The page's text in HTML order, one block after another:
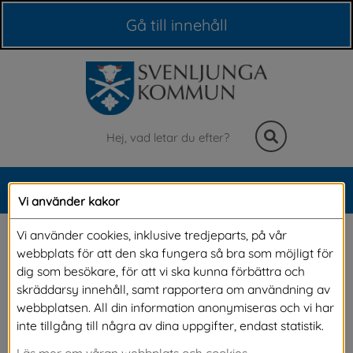
Gå till innehåll
Sök
Meny
Familjehem,
kontaktfamilj,
kontaktperson
Vi använder kakor
Vi använder cookies, inklusive tredjeparts, på vår
webbplats för att den ska fungera så bra som möjligt för
dig som besökare, för att vi ska kunna förbättra och
skräddarsy innehåll, samt rapportera om användning av
webbplatsen. All din information anonymiseras och vi har
inte tillgång till några av dina uppgifter, endast statistik.